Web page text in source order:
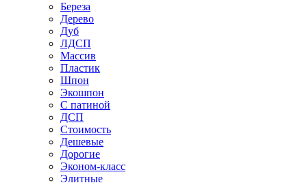
Береза
Дерево
Дуб
ЛДСП
Массив
Пластик
Шпон
Экошпон
С патиной
ДСП
Стоимость
Дешевые
Дорогие
Эконом-класс
Элитные